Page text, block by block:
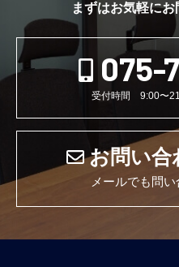
まずはお気軽に
075-
受付時間 9:00〜
お問い合
メールでも問